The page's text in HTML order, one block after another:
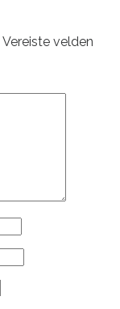
Vereiste velden